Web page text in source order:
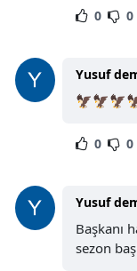
0 0
Yusuf
0 0
Yusuf
Başkanı
sezon